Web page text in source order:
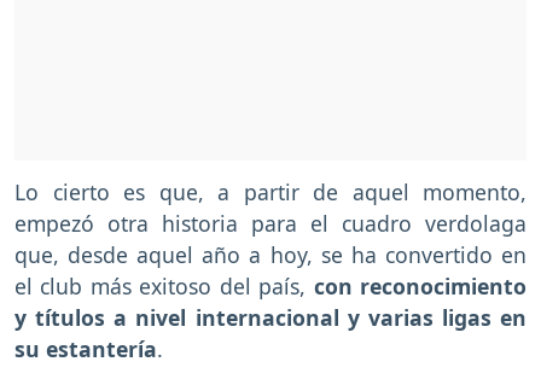
Lo cierto es que, a partir de aquel momento,
empezó otra historia para el cuadro verdolaga
que, desde aquel año a hoy, se ha convertido en
el club más exitoso del país, con reconocimiento
y títulos a nivel internacional y varias ligas en
su estantería.